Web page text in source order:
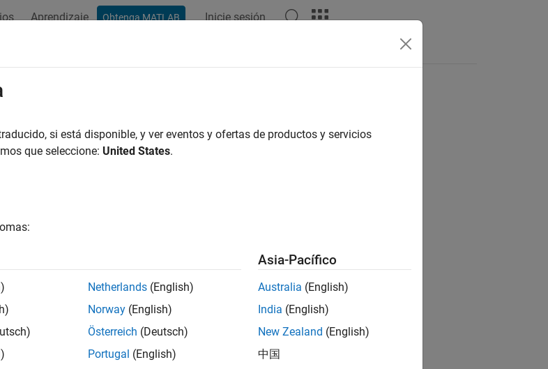
Aprendizaje Obtenga MATLAB Inicie sesión
¿Qué tan útil fue esta traducción?
si está disponible, y ver eventos y ofertas de productos y servicios
que seleccione: United States.
Netherlands (English)
Norway (English)
Österreich (Deutsch)
Portugal (English)
Asia-Pacífico
Australia (English)
India (English)
New Zealand (English)
中国